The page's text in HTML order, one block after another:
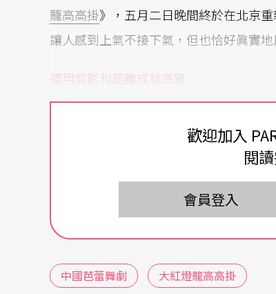
籠高高掛》，五月二日晚間終於在北京
讓人感到上氣不接下氣，但也恰好眞實
運用剪影和距離成就高雅
材，是否能用高貴典雅的芭蕾藝術來表
題材，而在如何表現。《大紅》的表現
節，也運用剪影的朦朧和距離，淡化到了
從整體上看，在新世紀問世的這部中國
顯然是首要條件。
歡迎加入
閱
會員登入
中國芭蕾舞劇 大紅燈籠高高掛